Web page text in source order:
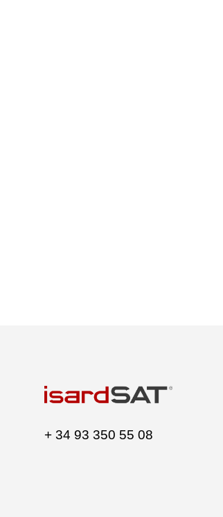
+ 34 93 350 55 08